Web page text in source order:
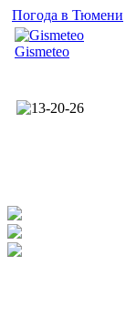
Погода в Тюмени
Gismeteo